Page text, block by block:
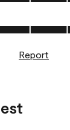
out of 5
Report